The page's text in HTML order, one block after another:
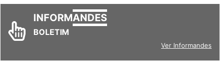
INFORMANDES
BOLETIM
Ver Informandes